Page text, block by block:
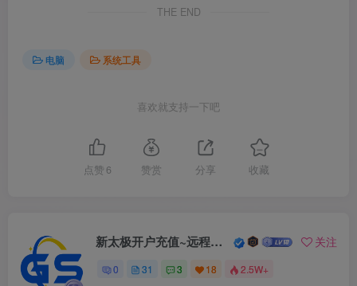
THE END
电脑 系统工具
喜欢就支持一下吧
点赞 6 赞赏 分享 收藏
新太极开户充值~远程服务 关注
0 31 3 18 2.5W+